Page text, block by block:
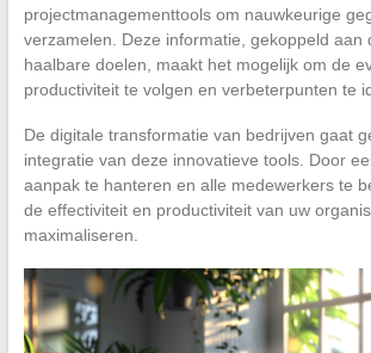
projectmanagementtools om nauwkeurige
verzamelen. Deze informatie, gekoppeld aan
haalbare doelen, maakt het mogelijk om de
productiviteit te volgen en verbeterpunten te
De digitale transformatie van bedrijven gaat
integratie van deze innovatieve tools. Door
aanpak te hanteren en alle medewerkers te
de effectiviteit en productiviteit van uw
maximaliseren.